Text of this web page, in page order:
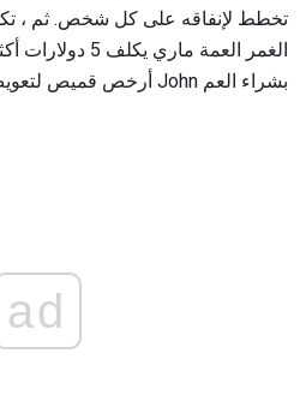
تخطط لإنفاقه على كل شخص. ثم ،
الغمر العمة
بشراء العم John أرخص قميص لتعويض الفارق.
ad